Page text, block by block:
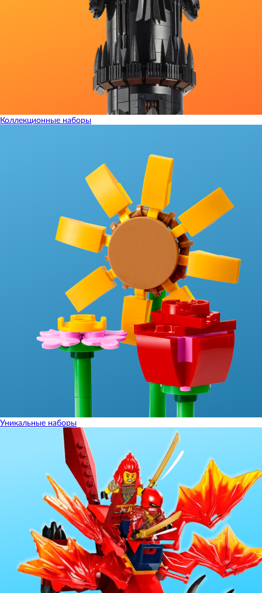
Коллекционные наборы
Уникальные наборы